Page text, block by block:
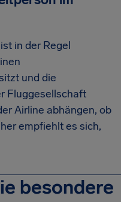
in der Regel
und die
Fluggesellschaft
Airline abhängen, ob
empfiehlt es sich,
besondere